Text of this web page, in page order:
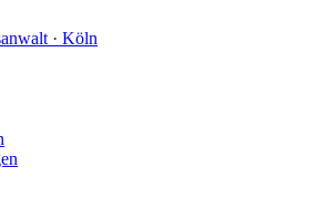
· Köln